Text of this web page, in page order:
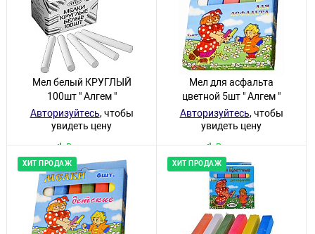
Мел белый КРУГЛЫЙ
100шт " Алгем "
Авторизуйтесь, чтобы
увидеть цену
В наличии
Мел для асфальта
цветной 5шт " Алгем "
Авторизуйтесь, чтобы
увидеть цену
В наличии
ХИТ ПРОДАЖ ХИТ ПРОДАЖ